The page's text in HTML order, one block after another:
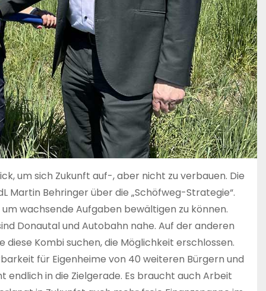
um sich Zukunft auf-, aber nicht zu verbauen. Die
Martin Behringer über die „Schöfweg-Strategie“.
wachsende Aufgaben bewältigen zu können.
Donautal und Autobahn nahe. Auf der anderen
diese Kombi suchen, die Möglichkeit erschlossen.
für Eigenheime von 40 weiteren Bürgern und
in die Zielgerade. Es braucht auch Arbeit